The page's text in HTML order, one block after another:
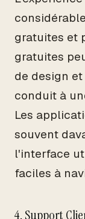
gratuites et
gratuites
de design
conduit à
Les
souvent
l'interface
faciles à
4. Support